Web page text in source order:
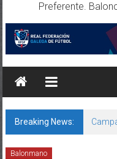
Preferente.
Breaking News:
Balonmano